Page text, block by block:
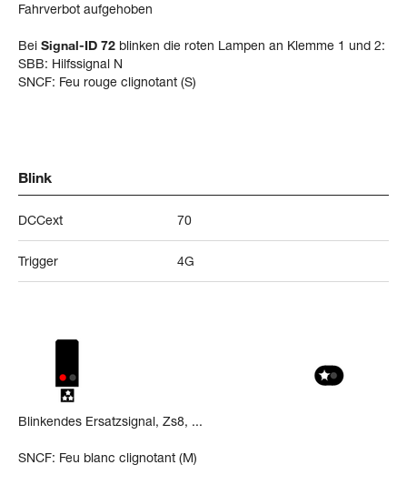
Fahrverbot aufgehoben
Bei Signal-ID 72 blinken die roten Lampen an Klemme 1 und 2:
SBB: Hilfssignal N
SNCF: Feu rouge clignotant (S)
Blink
DCCext 70
Trigger 4G
Blinkendes Ersatzsignal, Zs8, ...
SNCF: Feu blanc clignotant (M)